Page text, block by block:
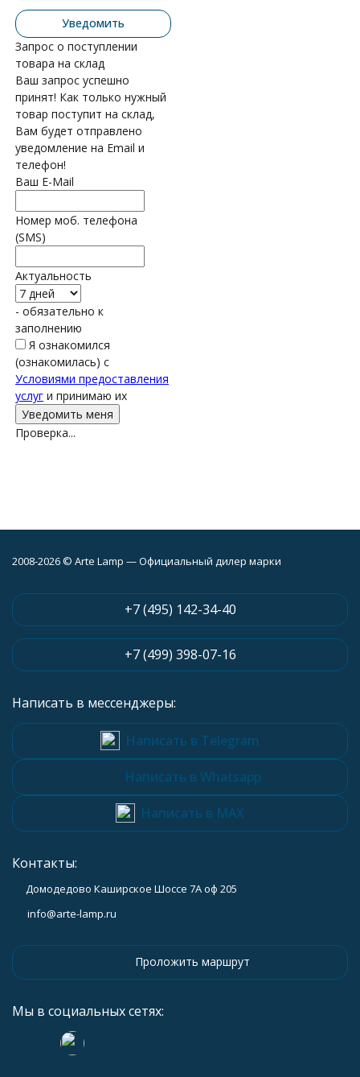
Уведомить
Запрос о поступлении
товара на склад
Ваш запрос успешно
принят! Как только нужный
товар поступит на склад,
Вам будет отправлено
уведомление на Email и
телефон!
Ваш E-Mail
Номер моб. телефона
(SMS)
Актуальность
- обязательно к
заполнению
Я ознакомился
(ознакомилась) с
Условиями предоставления
услуг и принимаю их
Проверка...
2008-2026 © Arte Lamp — Официальный дилер марки
+7 (495) 142-34-40
+7 (499) 398-07-16
Написать в мессенджеры:
Написать в Telegram
Написать в Whatsapp
Написать в MAX
Контакты:
Домодедово Каширское Шоссе 7А оф 205
info@arte-lamp.ru
Проложить маршрут
Мы в социальных сетях: